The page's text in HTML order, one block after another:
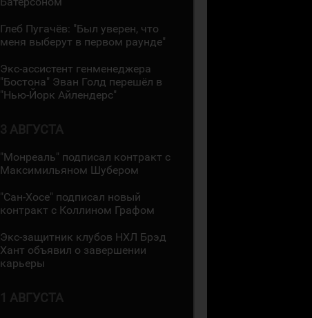
Глеб Пугачёв: "Был уверен, что
меня выберут в первом раунде"
Экс-ассистент генменеджера
"Бостона" Эван Голд перешёл в
"Нью-Йорк Айлендерс"
3 АВГУСТА
"Монреаль" подписал контракт с
Максимильяном Шубером
"Сан-Хосе" подписал новый
контракт с Коллином Графом
Экс-защитник клубов НХЛ Брэд
Хант объявил о завершении
карьеры
1 АВГУСТА